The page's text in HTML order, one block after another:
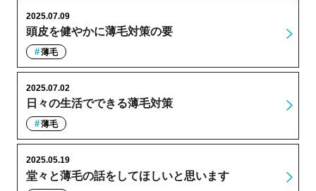
頭皮を健やかに薄毛対策の要
2025.07.09
薄毛
日々の生活でできる薄毛対策
2025.07.02
薄毛
堂々と薄毛の話をしてほしいと思います
2025.05.19